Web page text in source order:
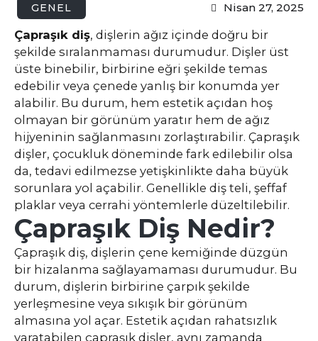
GENEL Nisan 27, 2025
Çapraşık diş, dişlerin ağız içinde doğru bir
şekilde sıralanmaması durumudur. Dişler üst
üste binebilir, birbirine eğri şekilde temas
edebilir veya çenede yanlış bir konumda yer
alabilir. Bu durum, hem estetik açıdan hoş
olmayan bir görünüm yaratır hem de ağız
hijyeninin sağlanmasını zorlaştırabilir. Çapraşık
dişler, çocukluk döneminde fark edilebilir olsa
da, tedavi edilmezse yetişkinlikte daha büyük
sorunlara yol açabilir. Genellikle diş teli, şeffaf
plaklar veya cerrahi yöntemlerle düzeltilebilir.
Çapraşık Diş Nedir?
Çapraşık diş, dişlerin çene kemiğinde düzgün
bir hizalanma sağlayamaması durumudur. Bu
durum, dişlerin birbirine çarpık şekilde
yerleşmesine veya sıkışık bir görünüm
almasına yol açar. Estetik açıdan rahatsızlık
yaratabilen çapraşık dişler, aynı zamanda